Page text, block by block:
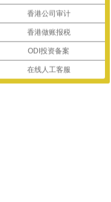
香港公司审计
香港做账报税
ODI投资备案
在线人工客服